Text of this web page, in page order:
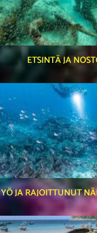
ETSINTÄ JA
YÖ JA RAJOITTUNUT